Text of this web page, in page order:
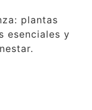
plantas
esenciales y